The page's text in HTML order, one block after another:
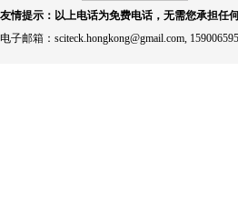
友情提示：以上电话为免费电话，无需您承担任
电子邮箱：sciteck.hongkong@gmail.com,